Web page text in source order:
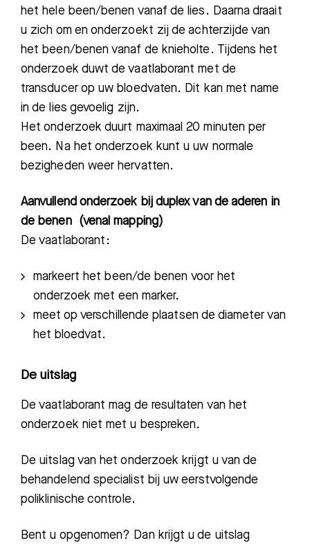
Meest gezocht:
Bezoektijden
Afspraak maken
Afdelingen
het hele been/benen vanaf de lies. Daarna draait
u zich om en onderzoekt zij de achterzijde van
het been/benen vanaf de knieholte. Tijdens het
onderzoek duwt de vaatlaborant met de
transducer op uw bloedvaten. Dit kan met name
in de lies gevoelig zijn.
Het onderzoek duurt maximaal 20 minuten per
been. Na het onderzoek kunt u uw normale
bezigheden weer hervatten.
Aanvullend onderzoek bij duplex van de aderen in
de benen (venal mapping)
De vaatlaborant:
markeert het been/de benen voor het
onderzoek met een marker.
meet op verschillende plaatsen de diameter van
het bloedvat.
De uitslag
De vaatlaborant mag de resultaten van het
onderzoek niet met u bespreken.
De uitslag van het onderzoek krijgt u van de
behandelend specialist bij uw eerstvolgende
poliklinische controle.
Bent u opgenomen? Dan krijgt u de uitslag